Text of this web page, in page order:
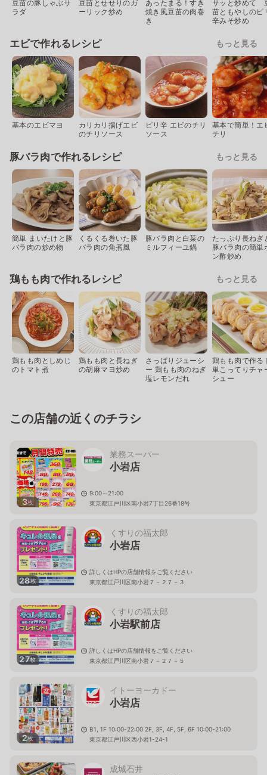
豆苗の豚しゃぶサ
ラダ
豆苗とせせりのガ
ーリック炒め
あったまる！すき
焼き風豆苗の肉巻
き
サッと炒めて
苗ともやしのピ
辛みそ炒め
エビで作れるレシピ もっと見る
基本のエビマヨ
カリカリ揚げエビ
のチリソース
ピリ辛 エビのチリ
ソース
基本で簡単！エ
チリ
豚バラ肉で作れるレシピ もっと見る
簡単 まいたけと豚
バラ肉の炒め物
くるくる巻いた豚
バラ肉の角煮風
豚バラ肉と白菜の
ミルフィーユ鍋
たっぷり長ねぎ
豚バラ肉の簡単
ン酢炒め
鶏もも肉で作れるレシピ もっと見る
鶏もも肉としめじ
のトマト煮
鶏もも肉と長ねぎ
の胡麻マヨ炒め
さっぱりジューシ
ー 鶏もも肉のねぎ
塩レモンだれ
鶏もも肉で作る
単こってりチャ
シュー
この店舗の近くのチラシ
3枚
業務スーパー
小岩店
9:00～21:00
東京都江戸川区南小岩7丁目26番18号
28枚
くすりの福太郎
小岩店
詳しくはHPの店舗情報をご覧ください
東京都江戸川区南小岩７－２７－３
27枚
くすりの福太郎
小岩駅前店
詳しくはHPの店舗情報をご覧ください
東京都江戸川区南小岩７－２７－５
2枚
イトーヨーカドー
小岩店
B1, 1F 10:00-22:00 2F, 3F, 4F, 5F, 6F 10:00-21:00
東京都江戸川区西小岩1-24-1
成城石井